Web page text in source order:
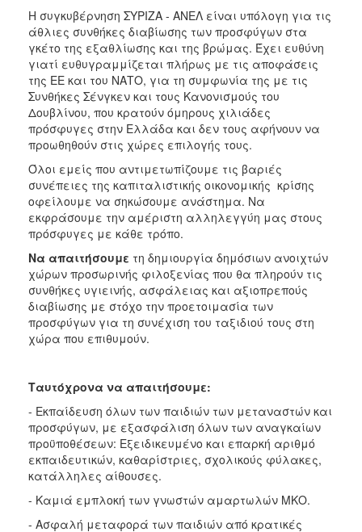
Η συγκυβέρνηση ΣΥΡΙΖΑ - ΑΝΕΛ είναι υπόλογη για τις
άθλιες συνθήκες διαβίωσης των προσφύγων στα
γκέτο της εξαθλίωσης και της βρώμας. Έχει ευθύνη
γιατί ευθυγραμμίζεται πλήρως με τις αποφάσεις
της ΕΕ και του ΝΑΤΟ, για τη συμφωνία της με τις
Συνθήκες Σένγκεν και τους Κανονισμούς του
Δουβλίνου, που κρατούν όμηρους χιλιάδες
πρόσφυγες στην Ελλάδα και δεν τους αφήνουν να
προωθηθούν στις χώρες επιλογής τους.
Όλοι εμείς που αντιμετωπίζουμε τις βαριές
συνέπειες της καπιταλιστικής οικονομικής κρίσης
οφείλουμε να σηκώσουμε ανάστημα. Να
εκφράσουμε την αμέριστη αλληλεγγύη μας στους
πρόσφυγες με κάθε τρόπο.
Να απαιτήσουμε τη δημιουργία δημόσιων ανοιχτών
χώρων προσωρινής φιλοξενίας που θα πληρούν τις
συνθήκες υγιεινής, ασφάλειας και αξιοπρεπούς
διαβίωσης με στόχο την προετοιμασία των
προσφύγων για τη συνέχιση του ταξιδιού τους στη
χώρα που επιθυμούν.
Ταυτόχρονα να απαιτήσουμε:
- Εκπαίδευση όλων των παιδιών των μεταναστών και
προσφύγων, με εξασφάλιση όλων των αναγκαίων
προϋποθέσεων: Εξειδικευμένο και επαρκή αριθμό
εκπαιδευτικών, καθαρίστριες, σχολικούς φύλακες,
κατάλληλες αίθουσες.
- Καμιά εμπλοκή των γνωστών αμαρτωλών ΜΚΟ.
- Ασφαλή μεταφορά των παιδιών από κρατικές